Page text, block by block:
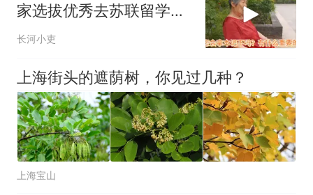
家选拔优秀去苏联留学，
退休金多少？
长河小吏
上海街头的遮荫树，你见过几种？
上海宝山